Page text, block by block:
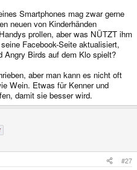
Smartphones mag zwar gerne
neuen von Kinderhänden
prollen, aber was NÜTZT ihm
Facebook-Seite aktualisiert,
Angry Birds auf dem Klo spielt?
aber man kann es nicht oft
Wein. Etwas für Kenner und
damit sie besser wird.
#27